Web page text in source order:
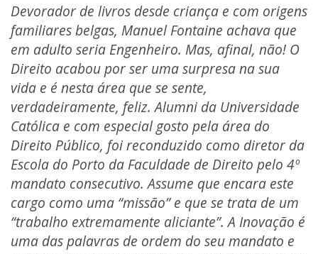
Devorador de livros desde criança e com origens
familiares belgas, Manuel Fontaine achava que
em adulto seria Engenheiro. Mas, afinal, não! O
Direito acabou por ser uma surpresa na sua
vida e é nesta área que se sente,
verdadeiramente, feliz. Alumni da Universidade
Católica e com especial gosto pela área do
Direito Público, foi reconduzido como diretor da
Escola do Porto da Faculdade de Direito pelo 4º
mandato consecutivo. Assume que encara este
cargo como uma “missão” e que se trata de um
“trabalho extremamente aliciante”. A Inovação é
uma das palavras de ordem do seu mandato e